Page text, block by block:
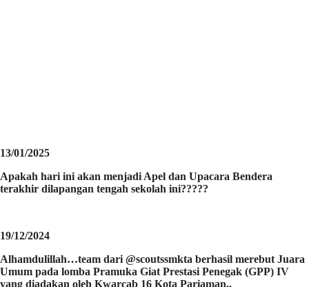
13/01/2025
Apakah hari ini akan menjadi Apel dan Upacara Bendera
terakhir dilapangan tengah sekolah ini?????
19/12/2024
Alhamdulillah…team dari @scoutssmkta berhasil merebut Juara
Umum pada lomba Pramuka Giat Prestasi Penegak (GPP) IV
yang diadakan oleh Kwarcab 16 Kota Pariaman..